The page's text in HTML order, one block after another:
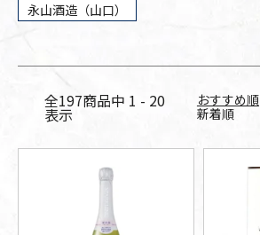
永山酒造（山口）
全197商品中 1 - 20
表示
おすすめ順
新着順